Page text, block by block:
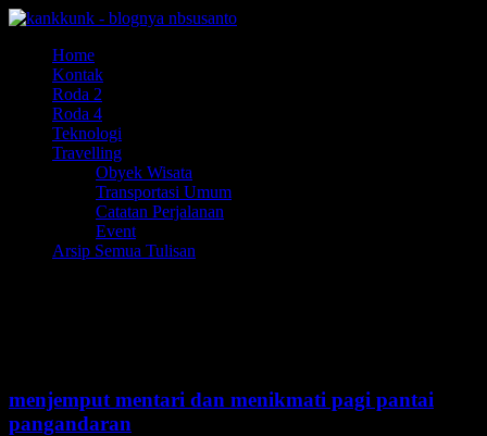
Home
Kontak
Roda 2
Roda 4
Teknologi
Travelling
Obyek Wisata
Transportasi Umum
Catatan Perjalanan
Event
Arsip Semua Tulisan
menjemput mentari dan menikmati pagi pantai
pangandaran